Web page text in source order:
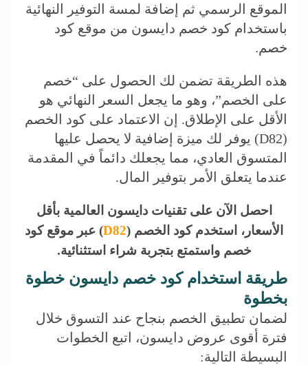
الموقع الرسمي ثم إضافة لمسة التوفير النهائية
باستخدام كود خصم دايسون من موقع كود
خصم.
هذه الطريقة تضمن لك الحصول على “خصم
على الخصم”، وهو ما يجعل السعر النهائي هو
الأقل على الإطلاق. إن الاعتماد على كود الخصم
(D82) يوفر لك ميزة إضافية لا يحصل عليها
المتسوق العادي، مما يجعلك دائماً في المقدمة
عندما يتعلق الأمر بتوفير المال.
احصل الآن على تقنيات دايسون العالمية بأقل
الأسعار، استخدم كود الخصم (D82) عبر موقع كود
خصم واستمتع بتجربة شراء استثنائية.
طريقة استخدام كود خصم دايسون خطوة
بخطوة
لضمان تطبيق الخصم بنجاح عند التسوق خلال
فترة أقوى عروض دايسون، اتبع الخطوات
البسيطة التالية: